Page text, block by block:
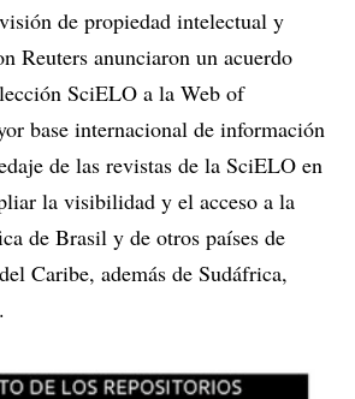
de propiedad intelectual y
Reuters anunciaron un acuerdo
SciELO a la Web of
base internacional de información
de las revistas de la SciELO en
la visibilidad y el acceso a la
de Brasil y de otros países de
Caribe, además de Sudáfrica,